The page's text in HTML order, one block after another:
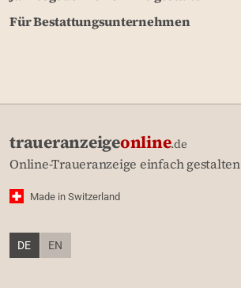
Für Bestattungsunternehmen
traueranzeigeonline.de
Online-Traueranzeige einfach gestalten
Made in Switzerland
DE EN